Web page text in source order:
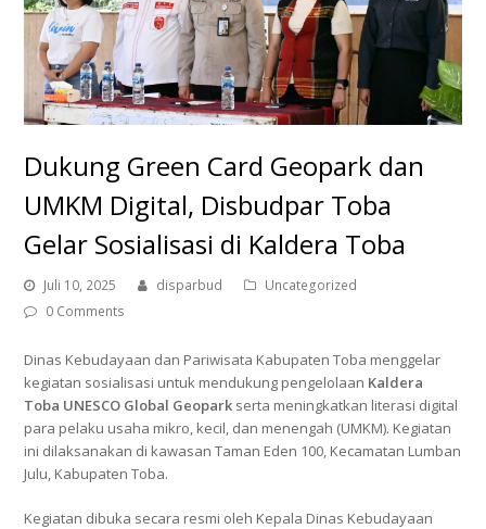
Dukung Green Card Geopark dan
UMKM Digital, Disbudpar Toba
Gelar Sosialisasi di Kaldera Toba
Juli 10, 2025 disparbud
Uncategorized
0 Comments
Dinas Kebudayaan dan Pariwisata Kabupaten Toba menggelar
kegiatan sosialisasi untuk mendukung pengelolaan Kaldera
Toba UNESCO Global Geopark serta meningkatkan literasi digital
para pelaku usaha mikro, kecil, dan menengah (UMKM). Kegiatan
ini dilaksanakan di kawasan Taman Eden 100, Kecamatan Lumban
Julu, Kabupaten Toba.
Kegiatan dibuka secara resmi oleh Kepala Dinas Kebudayaan